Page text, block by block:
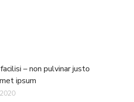
– non pulvinar justo
ipsum